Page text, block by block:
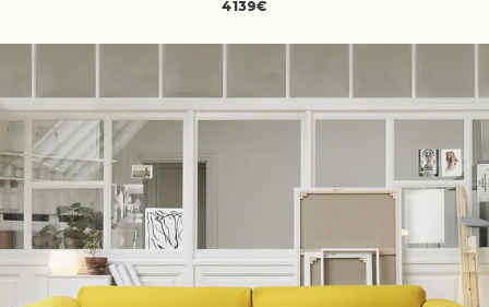
4139€